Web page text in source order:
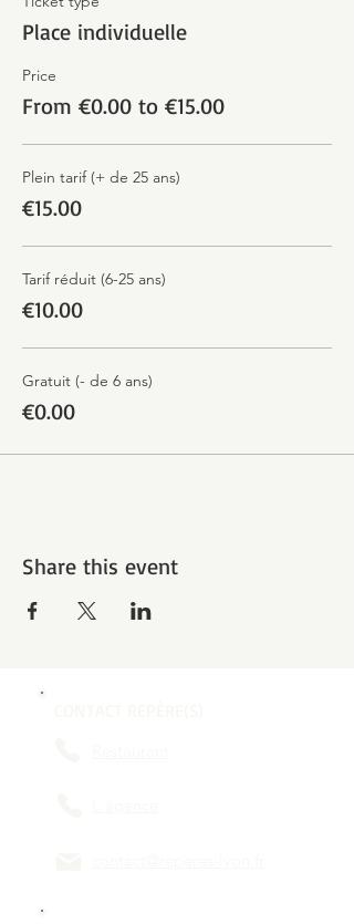
Place individuelle
Price
From €0.00 to €15.00
Plein tarif (+ de 25 ans)
€15.00
Tarif réduit (6-25 ans)
€10.00
Gratuit (- de 6 ans)
€0.00
Share this event